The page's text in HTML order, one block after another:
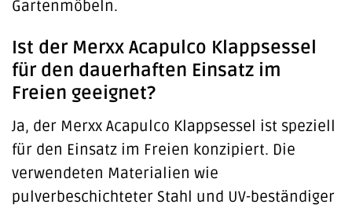
Gartenmöbeln.
Ist der Merxx Acapulco Klappsessel
für den dauerhaften Einsatz im
Freien geeignet?
Ja, der Merxx Acapulco Klappsessel ist speziell
für den Einsatz im Freien konzipiert. Die
verwendeten Materialien wie
pulverbeschichteter Stahl und UV-beständiger